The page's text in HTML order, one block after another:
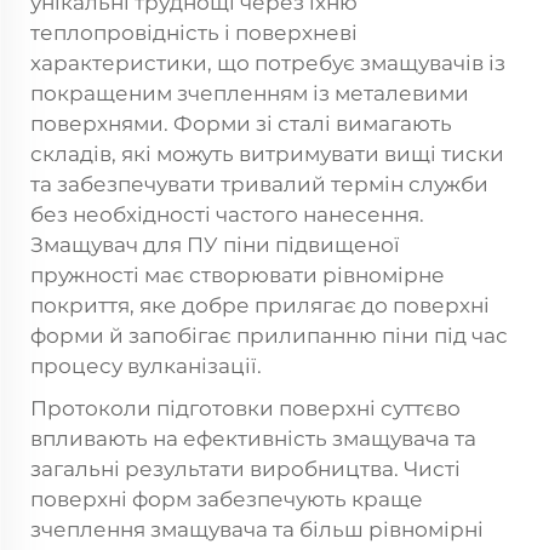
теплопровідність і поверхневі
характеристики, що потребує змащувачів із
покращеним зчепленням із металевими
поверхнями. Форми зі сталі вимагають
складів, які можуть витримувати вищі тиски
та забезпечувати тривалий термін служби
без необхідності частого нанесення.
Змащувач для ПУ піни підвищеної
пружності має створювати рівномірне
покриття, яке добре прилягає до поверхні
форми й запобігає прилипанню піни під час
процесу вулканізації.
Протоколи підготовки поверхні суттєво
впливають на ефективність змащувача та
загальні результати виробництва. Чисті
поверхні форм забезпечують краще
зчеплення змащувача та більш рівномірні